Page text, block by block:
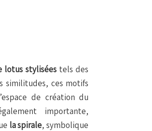
lotus stylisées tels des
similitudes, ces motifs
de création du
importante,
la spirale, symbolique